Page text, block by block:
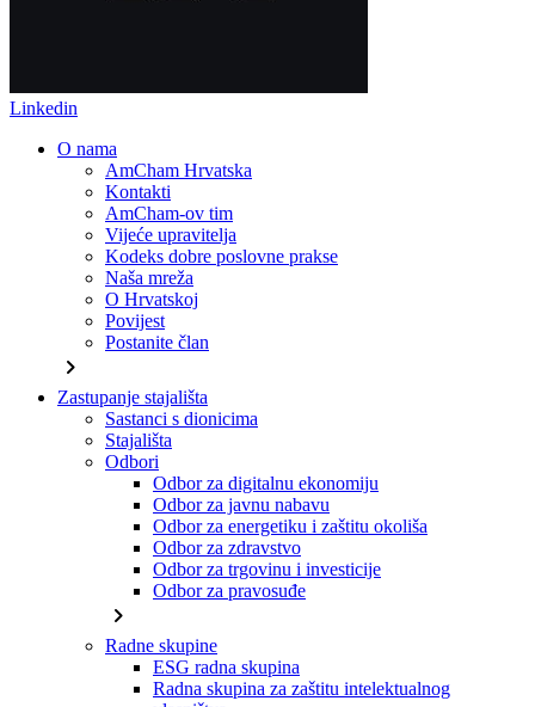
Linkedin
O nama
AmCham Hrvatska
Kontakti
AmCham-ov tim
Vijeće upravitelja
Kodeks dobre poslovne prakse
Naša mreža
O Hrvatskoj
Povijest
Postanite član
chevron_right
Zastupanje stajališta
Sastanci s dionicima
Stajališta
Odbori
Odbor za digitalnu ekonomiju
Odbor za javnu nabavu
Odbor za energetiku i zaštitu okoliša
Odbor za zdravstvo
Odbor za trgovinu i investicije
Odbor za pravosuđe
chevron_right
Radne skupine
ESG radna skupina
Radna skupina za zaštitu intelektualnog